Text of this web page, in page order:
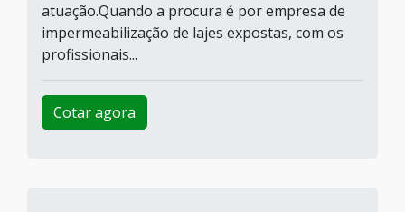
atuação.Quando a procura é por empresa de
impermeabilização de lajes expostas, com os
profissionais...
Cotar agora